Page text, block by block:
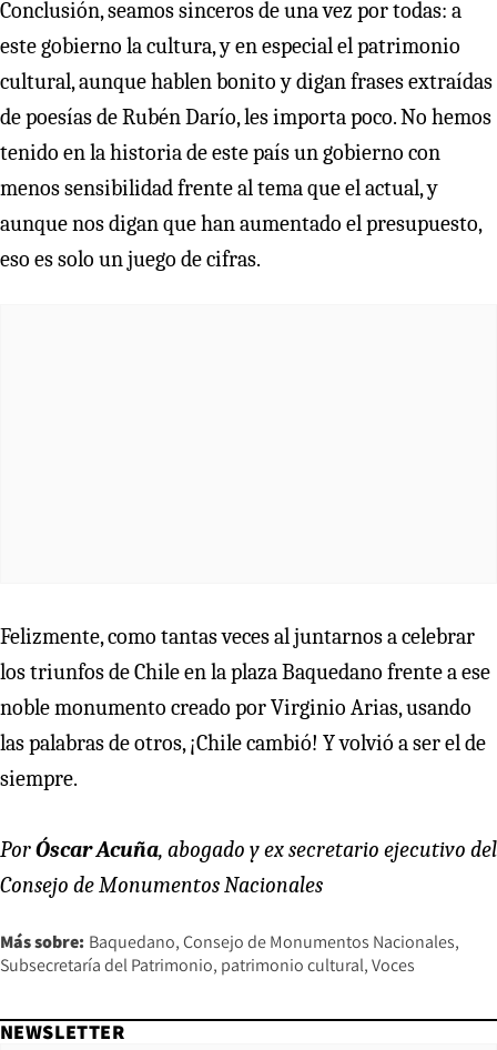
Conclusión, seamos sinceros de una vez por todas: a
este gobierno la cultura, y en especial el patrimonio
cultural, aunque hablen bonito y digan frases extraídas
de poesías de Rubén Darío, les importa poco. No hemos
tenido en la historia de este país un gobierno con
menos sensibilidad frente al tema que el actual, y
aunque nos digan que han aumentado el presupuesto,
eso es solo un juego de cifras.
Felizmente, como tantas veces al juntarnos a celebrar
los triunfos de Chile en la plaza Baquedano frente a ese
noble monumento creado por Virginio Arias, usando
las palabras de otros, ¡Chile cambió! Y volvió a ser el de
siempre.
PorÓscar Acuña, abogado y ex secretario ejecutivo del
Consejo de Monumentos Nacionales
Más sobre: Baquedano Consejo de Monumentos Nacionales
Subsecretaría del Patrimonio patrimonio cultural Voces
NEWSLETTER